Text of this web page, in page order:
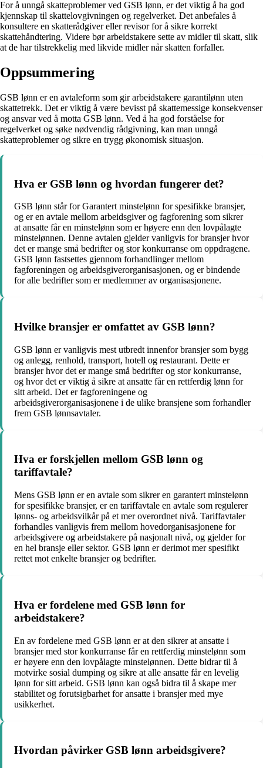
For å unngå skatteproblemer ved GSB lønn, er det viktig å ha god
kjennskap til skattelovgivningen og regelverket. Det anbefales å
konsultere en skatterådgiver eller revisor for å sikre korrekt
skattehåndtering. Videre bør arbeidstakere sette av midler til skatt, slik
at de har tilstrekkelig med likvide midler når skatten forfaller.
Oppsummering
GSB lønn er en avtaleform som gir arbeidstakere garantilønn uten
skattetrekk. Det er viktig å være bevisst på skattemessige konsekvenser
og ansvar ved å motta GSB lønn. Ved å ha god forståelse for
regelverket og søke nødvendig rådgivning, kan man unngå
skatteproblemer og sikre en trygg økonomisk situasjon.
Hva er GSB lønn og hvordan fungerer det?
GSB lønn står for Garantert minstelønn for spesifikke bransjer,
og er en avtale mellom arbeidsgiver og fagforening som sikrer
at ansatte får en minstelønn som er høyere enn den lovpålagte
minstelønnen. Denne avtalen gjelder vanligvis for bransjer hvor
det er mange små bedrifter og stor konkurranse om oppdragene.
GSB lønn fastsettes gjennom forhandlinger mellom
fagforeningen og arbeidsgiverorganisasjonen, og er bindende
for alle bedrifter som er medlemmer av organisasjonene.
Hvilke bransjer er omfattet av GSB lønn?
GSB lønn er vanligvis mest utbredt innenfor bransjer som bygg
og anlegg, renhold, transport, hotell og restaurant. Dette er
bransjer hvor det er mange små bedrifter og stor konkurranse,
og hvor det er viktig å sikre at ansatte får en rettferdig lønn for
sitt arbeid. Det er fagforeningene og
arbeidsgiverorganisasjonene i de ulike bransjene som forhandler
frem GSB lønnsavtaler.
Hva er forskjellen mellom GSB lønn og
tariffavtale?
Mens GSB lønn er en avtale som sikrer en garantert minstelønn
for spesifikke bransjer, er en tariffavtale en avtale som regulerer
lønns- og arbeidsvilkår på et mer overordnet nivå. Tariffavtaler
forhandles vanligvis frem mellom hovedorganisasjonene for
arbeidsgivere og arbeidstakere på nasjonalt nivå, og gjelder for
en hel bransje eller sektor. GSB lønn er derimot mer spesifikt
rettet mot enkelte bransjer og bedrifter.
Hva er fordelene med GSB lønn for
arbeidstakere?
En av fordelene med GSB lønn er at den sikrer at ansatte i
bransjer med stor konkurranse får en rettferdig minstelønn som
er høyere enn den lovpålagte minstelønnen. Dette bidrar til å
motvirke sosial dumping og sikre at alle ansatte får en levelig
lønn for sitt arbeid. GSB lønn kan også bidra til å skape mer
stabilitet og forutsigbarhet for ansatte i bransjer med mye
usikkerhet.
Hvordan påvirker GSB lønn arbeidsgivere?